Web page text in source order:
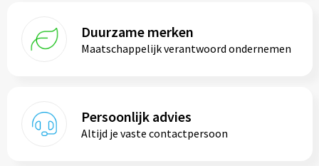
Duurzame merken
Maatschappelijk verantwoord ondernemen
Persoonlijk advies
Altijd je vaste contactpersoon